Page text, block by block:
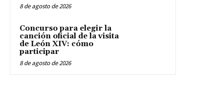
8 de agosto de 2026
Concurso para elegir la
canción oficial de la visita
de León XIV: cómo
participar
8 de agosto de 2026